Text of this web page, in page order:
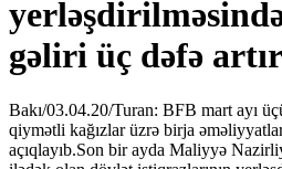
gəliri üç dəfə
Bakı/03.04.20/Turan: BFB mart ayı
qiymətli kağızlar üzrə birja
açıqlayıb.Son bir ayda Maliyyə